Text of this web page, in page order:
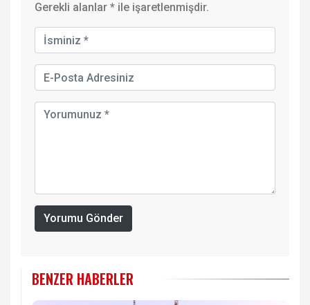
Gerekli alanlar * ile işaretlenmişdir.
Yorumu Gönder
BENZER HABERLER